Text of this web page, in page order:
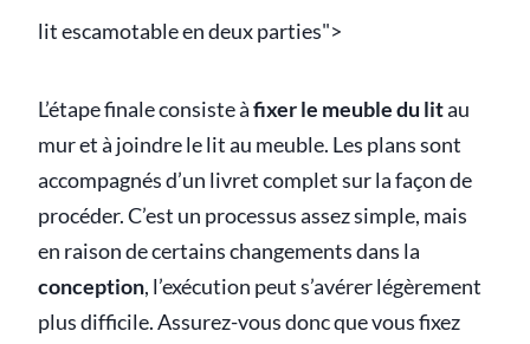
lit escamotable en deux parties">
L’étape finale consiste àfixer le meuble du litau
mur et à joindre le lit au meuble. Les plans sont
accompagnés d’un livret complet sur la façon de
procéder. C’est un processus assez simple, mais
en raison de certains changements dans la
conception, l’exécution peut s’avérer légèrement
plus difficile. Assurez-vous donc que vous fixez